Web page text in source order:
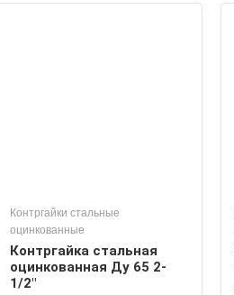
Контргайки стальные
оцинкованные
Контргайка стальная
оцинкованная Ду 65 2-
1/2"